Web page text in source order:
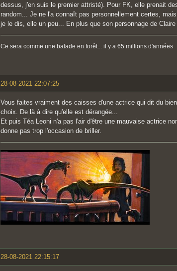
dessus, j'en suis le premier attristé). Pour FK, elle prenait
random... Je ne l'a connaît pas personnellement certes,
je le dis, elle un peu... En plus que son personnage de
Ce sera comme une balade en forêt... il y a 65 millions d'années
28-08-2021 22:07:25
Vous faites vraiment des caisses d'une actrice qui dit du
choix. De là à dire qu'elle est dérangée...
Et puis Téa Leoni n'a pas l'air d'être une mauvaise actrice
donne pas trop l'occasion de briller.
28-08-2021 22:15:17